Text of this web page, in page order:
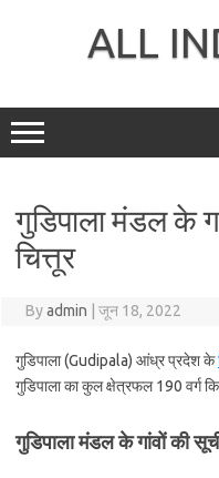
ALL
गुडिपाला मंडल के
चित्तूर
Byadmin जून 18, 2022
गुडिपाला (Gudipala) आंध्र प्रदेश के
गुडिपाला का कुल क्षेत्रफल 190 वर्ग
गुडिपाला मंडल के गांवों की